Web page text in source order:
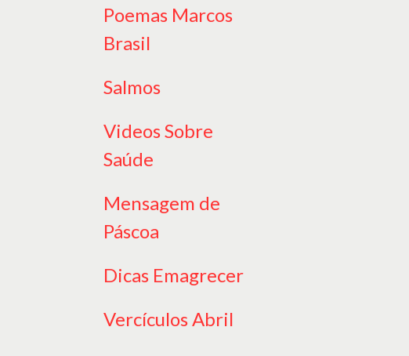
Poemas Marcos
Brasil
Salmos
Videos Sobre
Saúde
Mensagem de
Páscoa
Dicas Emagrecer
Vercículos Abril